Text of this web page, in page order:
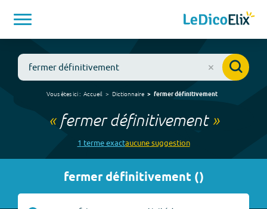
Vous êtes ici : Accueil Dictionnaire fermer définitivement
« fermer définitivement»
1 termeexactaucunesuggestion
fermer définitivement()